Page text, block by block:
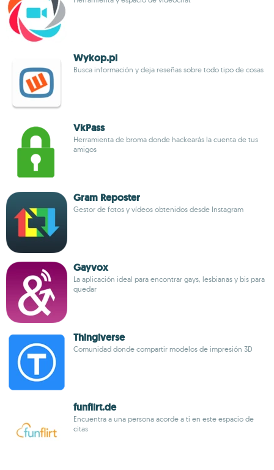
Wykop.pl
Busca información y deja reseñas sobre todo tipo de cosas
VkPass
Herramienta de broma donde hackearás la cuenta de tus
amigos
Gram Reposter
Gestor de fotos y vídeos obtenidos desde Instagram
Gayvox
La aplicación ideal para encontrar gays, lesbianas y bis para
quedar
Thingiverse
Comunidad donde compartir modelos de impresión 3D
funflirt.de
Encuentra a una persona acorde a ti en este espacio de
citas